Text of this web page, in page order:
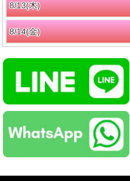
8/13(木)
8/14(金)